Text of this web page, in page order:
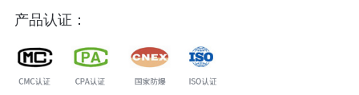
产品认证：